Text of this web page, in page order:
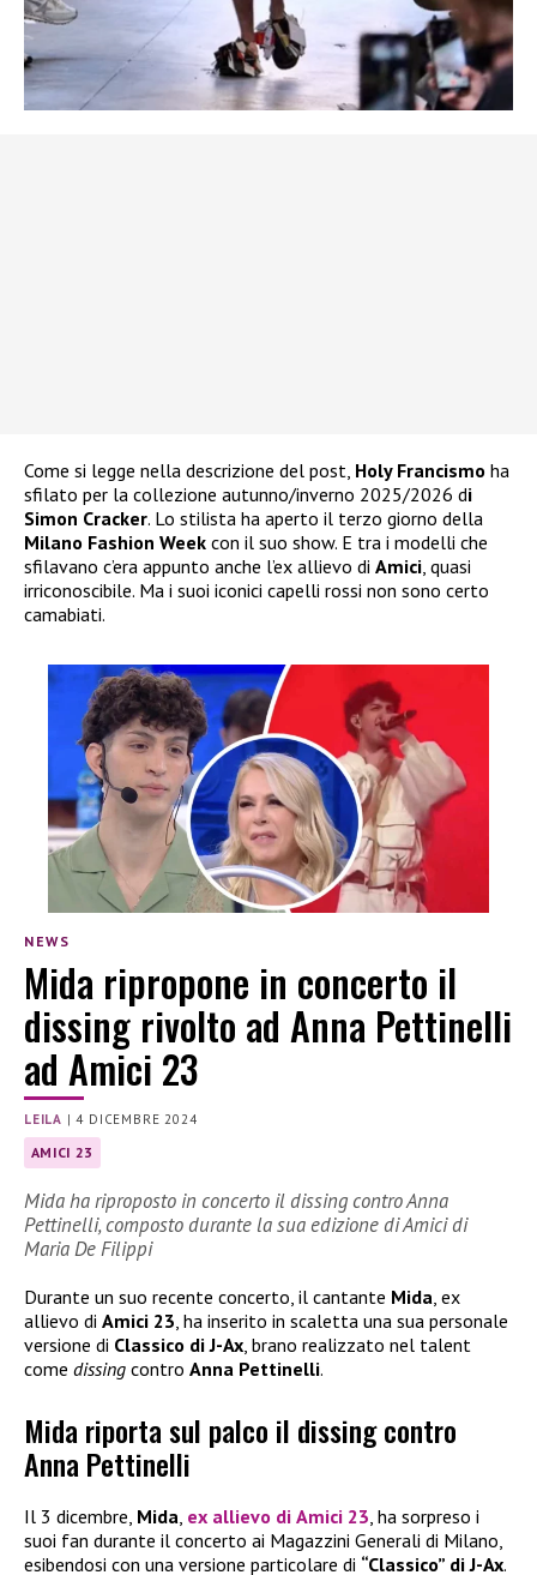
Come si legge nella descrizione del post, Holy Francismo ha
sfilato per la collezione autunno/inverno 2025/2026 di
Simon Cracker. Lo stilista ha aperto il terzo giorno della
Milano Fashion Week con il suo show. E tra i modelli che
sfilavano c’era appunto anche l’ex allievo di Amici , quasi
irriconoscibile. Ma i suoi iconici capelli rossi non sono certo
camabiati.
NEWS
Mida ripropone in concerto il
dissing rivolto ad Anna Pettinelli
ad Amici 23
LEILA |4 DICEMBRE 2024
AMICI 23
Mida ha riproposto in concerto il dissing contro Anna
Pettinelli, composto durante la sua edizione di Amici di
Maria De Filippi
Durante un suo recente concerto, il cantante Mida, ex
allievo di Amici 23, ha inserito in scaletta una sua personale
versione di Classico di J-Ax, brano realizzato nel talent
come dissing contro Anna Pettinelli.
Mida riporta sul palco il dissing contro
Anna Pettinelli
Il 3 dicembre, Mida ex allievo di Amici 23 , ha sorpreso i
suoi fan durante il concerto ai Magazzini Generali di Milano,
esibendosi con una versione particolare di “Classico” di J-Ax.